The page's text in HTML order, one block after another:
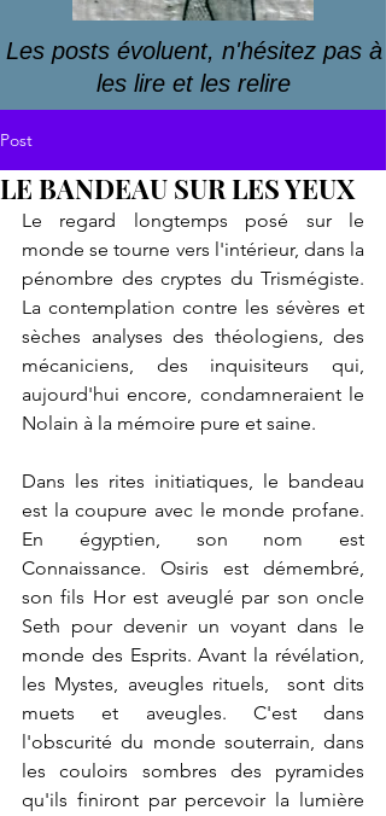
Les posts évoluent, n'hésitez pas à
les lire et les relire
Post
LE BANDEAU SUR LES YEUX
Le regard longtemps posé sur le
monde se tourne vers l'intérieur, dans la
pénombre des cryptes du Trismégiste.
La contemplation contre les sévères et
sèches analyses des théologiens, des
mécaniciens, des inquisiteurs qui,
aujourd'hui encore, condamneraient le
Nolain à la mémoire pure et saine.
Dans les rites initiatiques, le bandeau
est la coupure avec le monde profane.
En égyptien, son nom est
Connaissance. Osiris est démembré,
son fils Hor est aveuglé par son oncle
Seth pour devenir un voyant dans le
monde des Esprits. Avant la révélation,
les Mystes, aveugles rituels,  sont dits
muets et aveugles. C'est dans
l'obscurité du monde souterrain, dans
les couloirs sombres des pyramides
qu'ils finiront par percevoir la lumière